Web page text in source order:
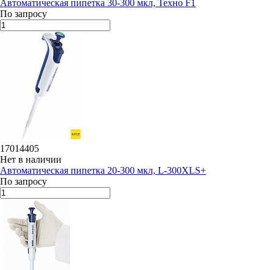
Автоматическая пипетка 30-300 мкл, Техно F1
По запросу
17014405
Нет в наличии
Автоматическая пипетка 20-300 мкл, L-300XLS+
По запросу